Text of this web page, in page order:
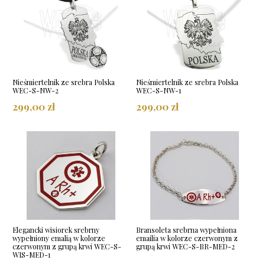
Nieśmiertelnik ze srebra Polska
WEC-S-NW-2
299,00 zł
Nieśmiertelnik ze srebra Polska
WEC-S-NW-1
299,00 zł
Elegancki wisiorek srebrny
wypełniony emalią w kolorze
czerwonym z grupą krwi WEC-S-
WIS-MED-1
Bransoleta srebrna wypełniona
emailia w kolorze czerwonym z
grupą krwi WEC-S-BR-MED-2